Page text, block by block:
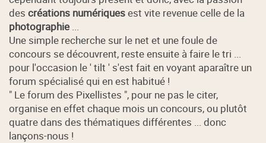
descréations numériquesest vite revenue celle de la
photographie
Une simple recherche sur le net et une foule de
concours se découvrent, reste ensuite à faire le tri ...
pour l'occasion le ' tilt ' s'est fait en voyant aparaître un
forum spécialisé qui en est habitué !
" Le forum des Pixellistes ", pour ne pas le citer,
organise en effet chaque mois un concours, ou plutôt
quatre dans des thématiques différentes ... donc
lançons-nous !